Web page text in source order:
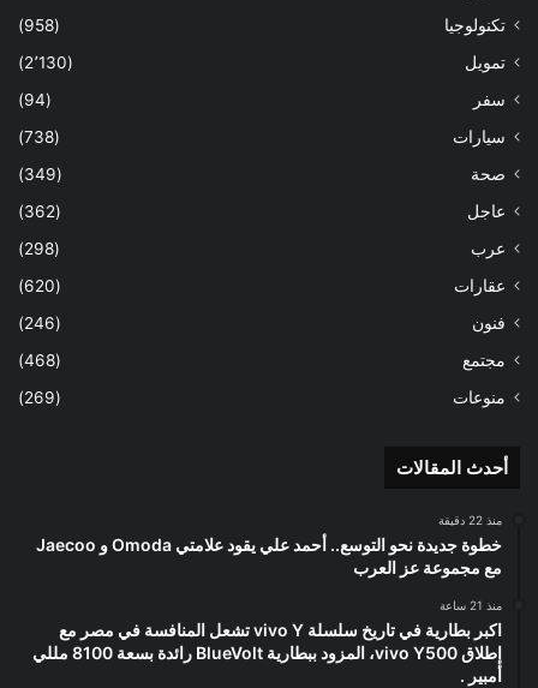
تكنولوجيا
(958)
تمويل
(2٬130)
سفر
(94)
سيارات
(738)
صحة
(349)
عاجل
(362)
عرب
(298)
عقارات
(620)
فنون
(246)
مجتمع
(468)
منوعات
(269)
أحدث المقالات
منذ 22 دقيقة
خطوة جديدة نحو التوسع.. أحمد علي يقود علامتي Omoda و Jaecoo
مع مجموعة عز العرب
منذ 21 ساعة
اكبر بطارية في تاريخ سلسلة vivo Y تشعل المنافسة في مصر مع
إطلاق vivo Y500، المزود ببطارية BlueVolt رائدة بسعة 8100 مللي
أمبير .